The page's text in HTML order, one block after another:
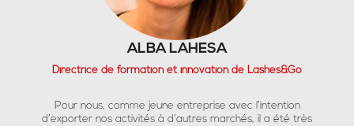
ALBA LAHESA
Directrice de formation et innovation de Lashes&Go
Pour nous, comme jeune entreprise avec l’intention
d’exporter nos activités à d’autres marchés, il a été très